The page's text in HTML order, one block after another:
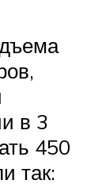
в 3
450
так: